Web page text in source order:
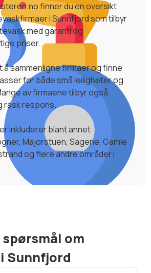
finner du en oversikt
i Sunnfjord som tilbyr
med garanti og
priser.
å sammenligne firmaer og finne
for både små leiligheter og
av firmaene tilbyr også
rask respons.
inkluderer blant annet
Majorstuen, Sagene, Gamle
og flere andre områder i
om
Sunnfjord